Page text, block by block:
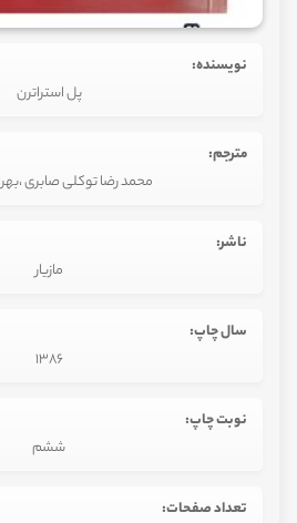
نویسنده:
پل استراترن
مترجم:
محمد رضا توکلی صابری
ناشر:
مازیار
سال چاپ:
1386
نوبت چاپ:
ششم
تعداد صفحات: